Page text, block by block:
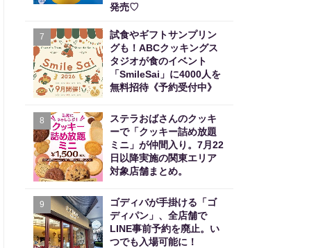
発売♡
7
試食やギフトサンプリン
グも！ABCクッキングス
タジオが食のイベント
「SmileSai」に4000人を
無料招待《予約受付中》
8
ステラおばさんのクッキ
ーで「クッキー詰め放題
ミニ」が仲間入り。7月22
日以降実施の関東エリア
対象店舗まとめ。
9
ゴディバが手掛ける「ゴ
ディパン」、全店舗で
LINE事前予約を廃止。い
つでも入場可能に！